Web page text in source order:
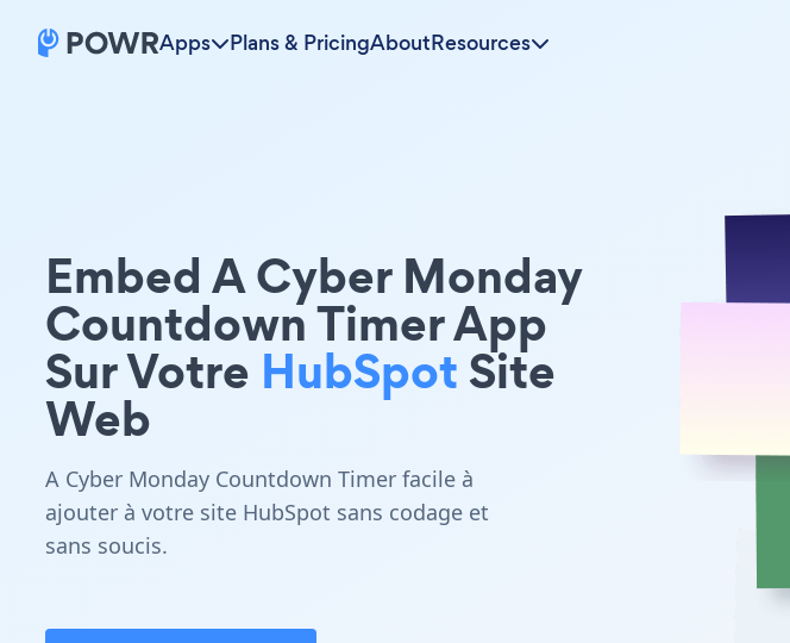
Apps Plans & PricingAboutResources
Embed A Cyber Monday
Countdown Timer App
Sur Votre HubSpotSite
Web
A Cyber Monday Countdown Timer facile à
ajouter à votre site HubSpot sans codage et
sans soucis.